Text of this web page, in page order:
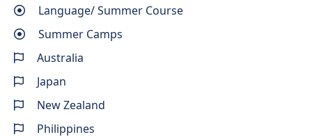
Language/ Summer Course
Summer Camps
Australia
Japan
New Zealand
Philippines